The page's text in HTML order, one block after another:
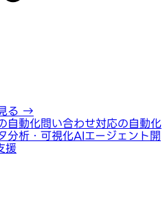
る →
自動化問い合わせ対応の自動化
分析・可視化AIエージェント開
援